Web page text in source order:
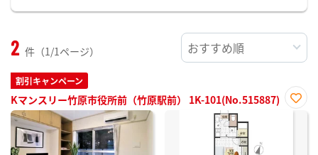
2 件（1/1ページ）
割引キャンペーン
Kマンスリー竹原市役所前（竹原駅前） 1K-101(No.515887)
お気